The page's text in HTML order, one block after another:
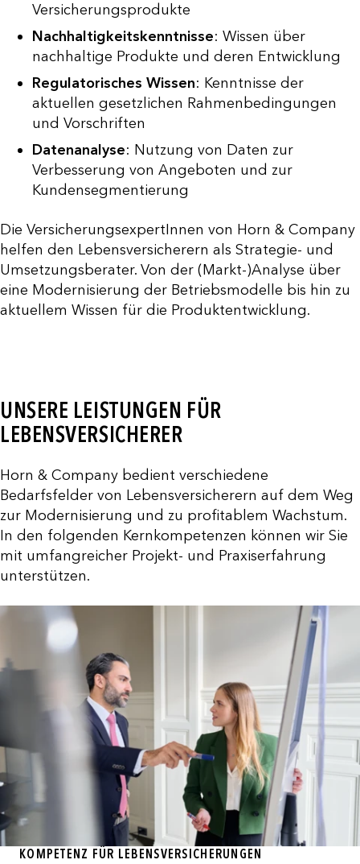
Versicherungsprodukte
Nachhaltigkeitskenntnisse: Wissen über
nachhaltige Produkte und deren Entwicklung
Regulatorisches Wissen: Kenntnisse der
aktuellen gesetzlichen Rahmenbedingungen
und Vorschriften
Datenanalyse: Nutzung von Daten zur
Verbesserung von Angeboten und zur
Kundensegmentierung
Die VersicherungsexpertInnen von Horn & Company
helfen den Lebensversicherern als Strategie- und
Umsetzungsberater. Von der (Markt-)Analyse über
eine Modernisierung der Betriebsmodelle bis hin zu
aktuellem Wissen für die Produktentwicklung.
UNSERE LEISTUNGEN FÜR
LEBENSVERSICHERER
Horn & Company bedient verschiedene
Bedarfsfelder von Lebensversicherern auf dem Weg
zur Modernisierung und zu profitablem Wachstum.
In den folgenden Kernkompetenzen können wir Sie
mit umfangreicher Projekt- und Praxiserfahrung
unterstützen.
KOMPETENZ FÜR LEBENSVERSICHERUNGEN